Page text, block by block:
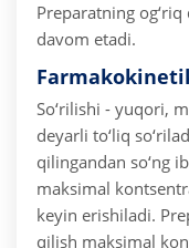
Preparatning
davom etadi.
So‘rilishi - yuqori,
deyarli to‘liq
qilingandan so‘ng
maksimal
keyin erishiladi.
qilish maksimal